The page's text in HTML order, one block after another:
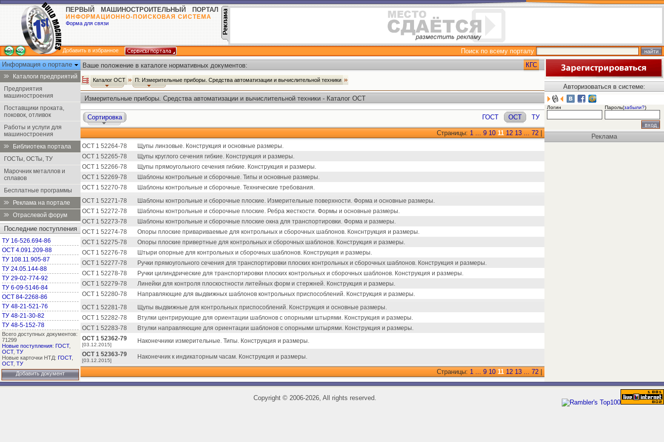
ПЕРВЫЙ МАШИНОСТРОИТЕЛЬНЫЙ ПОРТАЛ
ИНФОРМАЦИОННО-ПОИСКОВАЯ СИСТЕМА
Форма для связи
Добавить в избранное
Поиск по всему порталу
Информация о портале
Каталоги предприятий
Предприятия
машиностроения
Поставщики проката,
поковок, отливок
Работы и услуги для
машиностроения
Библиотека портала
ГОСТы, ОСТы, ТУ
Марочник металлов и
сплавов
Бесплатные программы
Реклама на портале
Отраслевой форум
Последние поступления
ТУ 16-526.694-86
ОСТ 4.091.209-88
ТУ 108.11.905-87
ТУ 24.05.144-88
ТУ 29-02-774-92
ТУ 6-09-5146-84
ОСТ 84-2268-86
ТУ 48-21-521-76
ТУ 48-21-30-82
ТУ 48-5-152-78
Всего доступных документов:
71299
Новые поступления: ГОСТ,
ОСТ, ТУ
Новые карточки НТД: ГОСТ,
ОСТ, ТУ
Добавить документ
Ваше положение в каталоге нормативных документов: КГС
Каталог ОСТ П: Измерительные приборы. Средства автоматизации и вычислительной техники
Измерительные приборы. Средства автоматизации и вычислительной техники - Каталог ОСТ
Сортировка ГОСТ ОСТ ТУ
Страницы: 1 ... 9 10 11 12 13 ... 72
ОСТ 1 52264-78
Щупы линзовые. Конструкция и основные размеры.
ОСТ 1 52265-78
Щупы круглого сечения гибкие. Конструкция и размеры.
ОСТ 1 52266-78
Щупы прямоугольного сечения гибкие. Конструкция и размеры.
ОСТ 1 52269-78
Шаблоны контрольные и сборочные. Типы и основные размеры.
ОСТ 1 52270-78
Шаблоны контрольные и сборочные. Технические требования.
ОСТ 1 52271-78
Шаблоны контрольные и сборочные плоские. Измерительные поверхности. Форма и основные размеры.
ОСТ 1 52272-78
Шаблоны контрольные и сборочные плоские. Ребра жесткости. Формы и основные размеры.
ОСТ 1 52273-78
Шаблоны контрольные и сборочные плоские окна для транспортировки. Форма и размеры.
ОСТ 1 52274-78
Опоры плоские привариваемые для контрольных и сборочных шаблонов. Конснтрукция и размеры.
ОСТ 1 52275-78
Опоры плоские привертные для контрольных и сборочных шаблонов. Конструкция и размеры.
ОСТ 1 52276-78
Штыри опорные для контрольных и сборочных шаблонов. Конструкция и размеры.
ОСТ 1 52277-78
Ручки прямоугольного сечения для транспортировки плоских контрольных и сборочных шаблонов. Конструкция и размеры.
ОСТ 1 52278-78
Ручки цилиндрические для транспортировки плоских контрольных и сборочных шаблонов. Конструкция и размеры.
ОСТ 1 52279-78
Линейки для контроля плоскостности литейных форм и стержней. Конструкция и размеры.
ОСТ 1 52280-78
Направляющие для выдвижных шаблонов контрольных приспособлений. Конструкция и размеры.
ОСТ 1 52281-78
Щупы выдвижные для контрольных приспособлений. Конструкция и основные размеры.
ОСТ 1 52282-78
Втулки центрирующие для ориентации шаблонов с опорными штырями. Конструкция и размеры.
ОСТ 1 52283-78
Втулки направляющие для ориентации шаблонов с опорными штырями. Конструкция и размеры.
ОСТ 1 52362-79
[03.12.2015]
Наконечники измерительные. Типы. Конструкция и размеры.
ОСТ 1 52363-79
[03.12.2015]
Наконечник к индикаторным часам. Конструкция и размеры.
Страницы: 1 ... 9 10 11 12 13 ... 72
Авторизоваться в системе:
Логин Пароль(забыли?)
Реклама
Copyright ©2006-2026, All rights reserved.